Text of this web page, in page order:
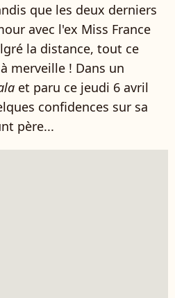
que les deux derniers
avec l'ex Miss France
la distance, tout ce
merveille ! Dans un
et paru ce jeudi 6 avril
confidences sur sa
père...